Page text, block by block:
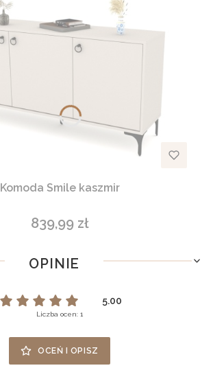
Komoda Smile kaszmir
Cena
839,99 zł
OPINIE
5.00
Liczba ocen: 1
OCEŃ I OPISZ